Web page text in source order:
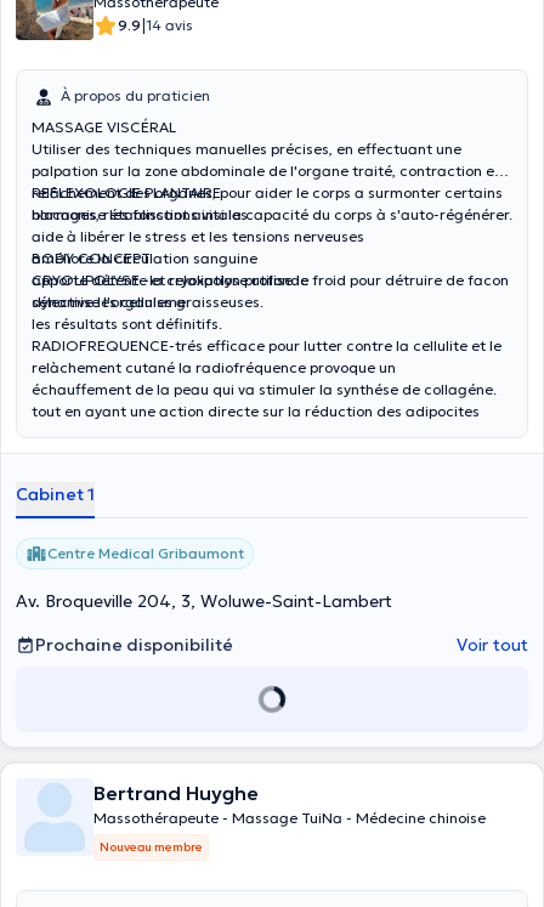
9.9|14 avis
À propos du praticien
MASSAGE VISCÉRAL
Utiliser des techniques manuelles précises, en effectuant une
palpation sur la zone abdominale de l'organe traité, contraction et
relâchement des organes, pour aider le corps a surmonter certains
blocages, rétablissant ainsi la capacité du corps à s'auto-régénérer.
REFLEXOLOGIE PLANTAIRE
harmonise les fonctions vitales
aide à libérer le stress et les tensions nerveuses
améliore la circulation sanguine
apporte détente et relaxation profonde
dynamise l'organisme
BODY CONCEPT
CRYOLIPOLYSE -la cryolipolyse utilise le froid pour détruire de facon
sélective les cellules graisseuses.
les résultats sont définitifs.
RADIOFREQUENCE-trés efficace pour lutter contre la cellulite et le
relàchement cutané la radiofréquence provoque un
échauffement de la peau qui va stimuler la synthése de collagéne.
tout en ayant une action directe sur la réduction des adipocites
Cabinet 1
Centre Medical Gribaumont
Av. Broqueville 204, 3, Woluwe-Saint-Lambert
Prochaine disponibilité
Voir tout
Bertrand Huyghe
Massothérapeute - Massage TuiNa - Médecine chinoise
Nouveau membre